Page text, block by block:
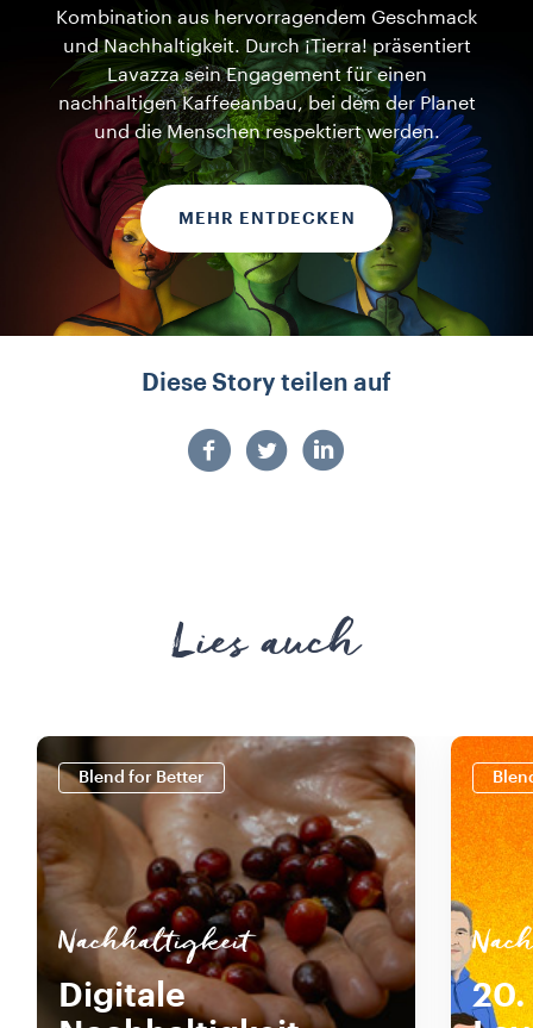
Kombination aus hervorragendem Geschmack
und Nachhaltigkeit. Durch ¡Tierra! präsentiert
Lavazza sein Engagement für einen
nachhaltigen Kaffeeanbau, bei dem der Planet
und die Menschen respektiert werden.
MEHR ENTDECKEN
Diese Story teilen auf
Lies auch
Blend for Better
Nachhaltigkeit
Digitale
20.